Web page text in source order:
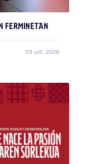
FERMINETAN
03 uzt. 2026